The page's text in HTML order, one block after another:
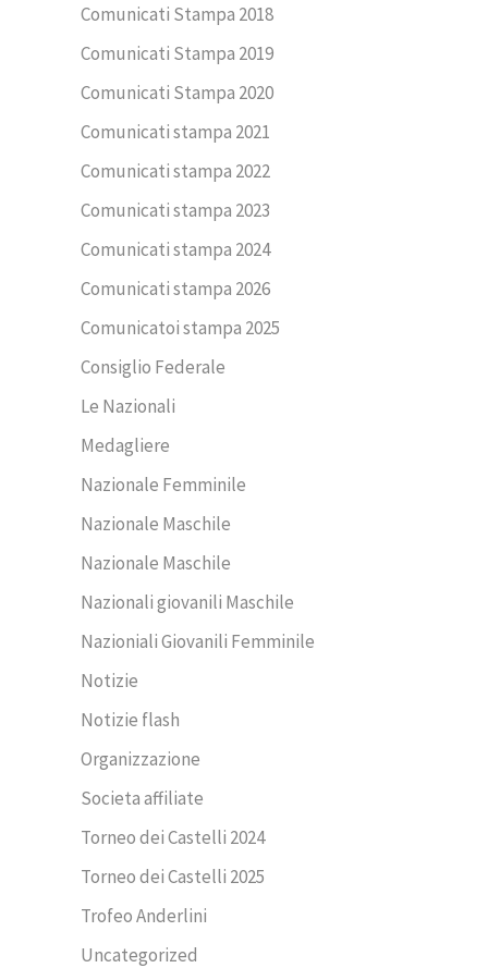
Comunicati Stampa 2018
Comunicati Stampa 2019
Comunicati Stampa 2020
Comunicati stampa 2021
Comunicati stampa 2022
Comunicati stampa 2023
Comunicati stampa 2024
Comunicati stampa 2026
Comunicatoi stampa 2025
Consiglio Federale
Le Nazionali
Medagliere
Nazionale Femminile
Nazionale Maschile
Nazionale Maschile
Nazionali giovanili Maschile
Nazioniali Giovanili Femminile
Notizie
Notizie flash
Organizzazione
Societa affiliate
Torneo dei Castelli 2024
Torneo dei Castelli 2025
Trofeo Anderlini
Uncategorized